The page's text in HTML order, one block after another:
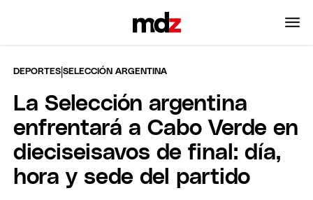
DEPORTES |SELECCIÓN ARGENTINA
La Selección argentina
enfrentará a Cabo Verde en
dieciseisavos de final: día,
hora y sede del partido